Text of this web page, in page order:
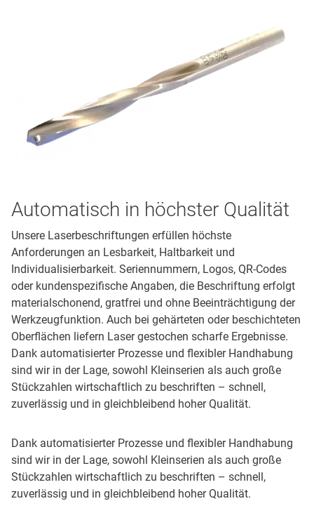
Automatisch in höchster Qualität
Unsere Laserbeschriftungen erfüllen höchste
Anforderungen an Lesbarkeit, Haltbarkeit und
Individualisierbarkeit. Seriennummern, Logos, QR-Codes
oder kundenspezifische Angaben, die Beschriftung erfolgt
materialschonend, gratfrei und ohne Beeinträchtigung der
Werkzeugfunktion. Auch bei gehärteten oder beschichteten
Oberflächen liefern Laser gestochen scharfe Ergebnisse.
Dank automatisierter Prozesse und flexibler Handhabung
sind wir in der Lage, sowohl Kleinserien als auch große
Stückzahlen wirtschaftlich zu beschriften – schnell,
zuverlässig und in gleichbleibend hoher Qualität.
Dank automatisierter Prozesse und flexibler Handhabung
sind wir in der Lage, sowohl Kleinserien als auch große
Stückzahlen wirtschaftlich zu beschriften – schnell,
zuverlässig und in gleichbleibend hoher Qualität.